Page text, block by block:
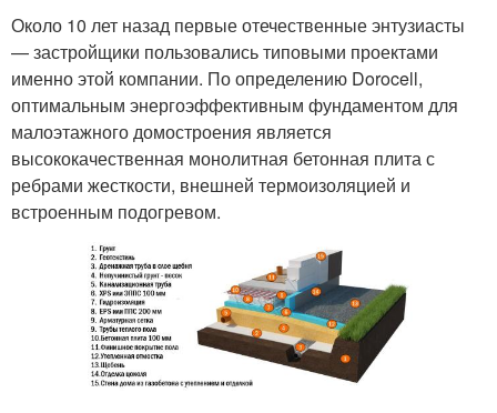
Около 10 лет назад первые отечественные энтузиасты
— застройщики пользовались типовыми проектами
именно этой компании. По определению Dorocell,
оптимальным энергоэффективным фундаментом для
малоэтажного домостроения является
высококачественная монолитная бетонная плита с
ребрами жесткости, внешней термоизоляцией и
встроенным подогревом.